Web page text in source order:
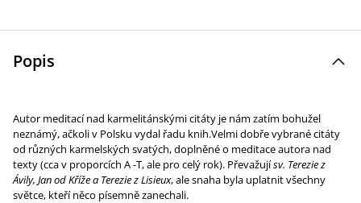
Popis
Autor meditací nad karmelitánskými citáty je nám zatím bohužel
neznámý, ačkoli v Polsku vydal řadu knih.Velmi dobře vybrané citáty
od různých karmelských svatých, doplněné o meditace autora nad
texty (cca v proporcích A -T, ale pro celý rok). Převažujísv. Terezie z
Ávily, Jan od Kříže a Terezie z Lisieux, ale snaha byla uplatnit všechny
světce, kteří něco písemně zanechali.